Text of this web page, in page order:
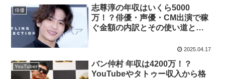
俳優
志尊淳の年収はいくら5000
万！？俳優・声優・CM出演で稼
ぐ金額の内訳とその使い道と
2025.04.17
YouTuber
バン仲村 年収は4200万！？
YouTubeやタトゥー収入から格